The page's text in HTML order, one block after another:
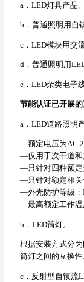
a．LED灯具产品
b．普通照明用自
c．LED模块用交
d．普通照明用
e．LED杂类电子
节能认证已开展
a．LED道路照明
—额定电压为AC
—仅用于次干道和
—只针对四种额定
—只针对额定相关
—外壳防护等级：
—最高额定工作温
b．LED筒灯。
根据安装方式分
筒灯之间的互换性
c．反射型自镇流